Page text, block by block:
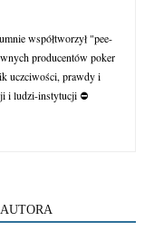
współtworzył "pee-
producentów poker
uczciwości, prawdy i
i ludzi-instytucji ⛔